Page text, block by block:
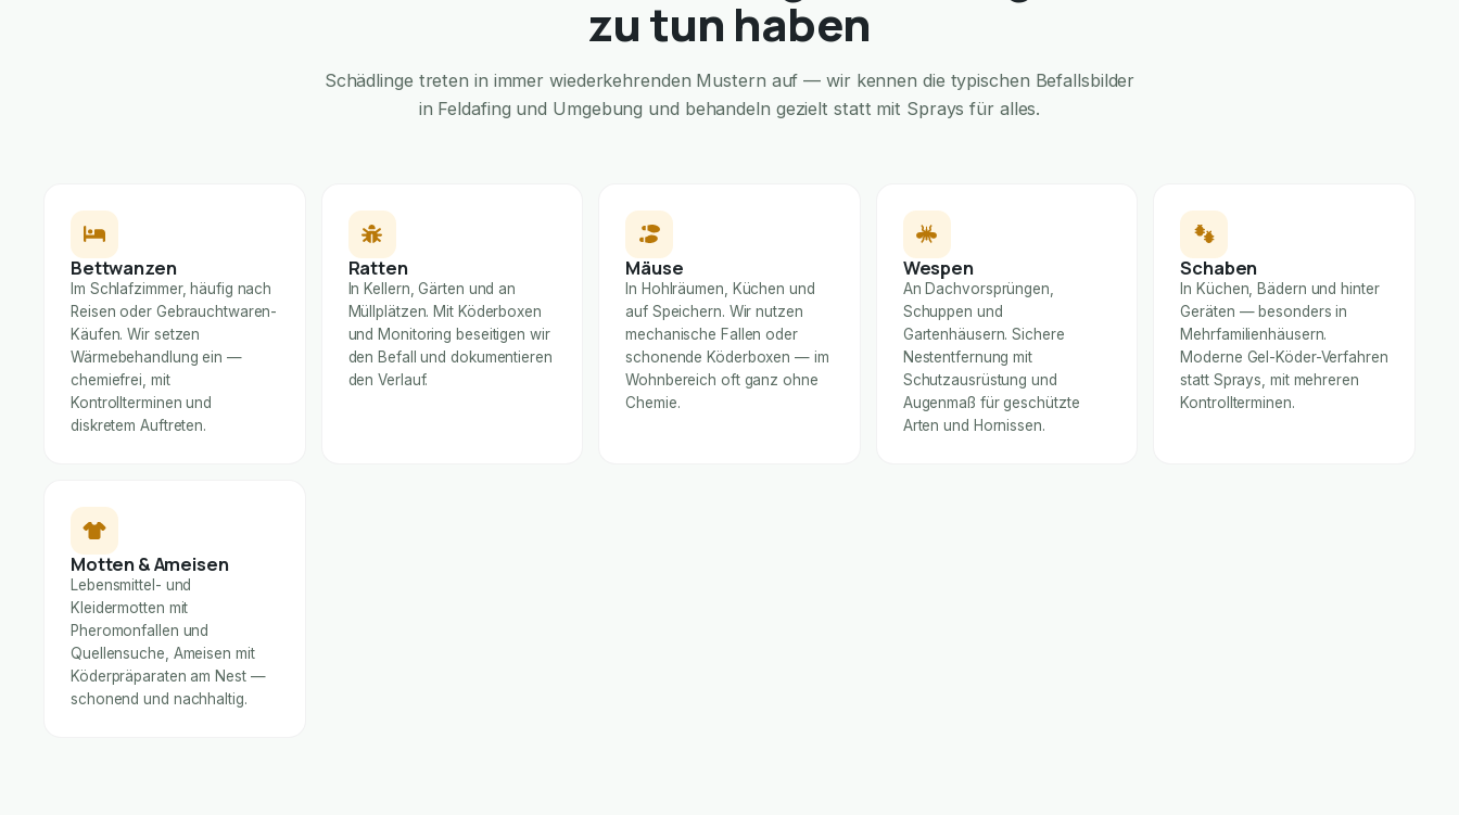
zu tun haben
Schädlinge treten in immer wiederkehrenden Mustern auf — wir kennen die typischen Befallsbilder
in Feldafing und Umgebung und behandeln gezielt statt mit Sprays für alles.
Bettwanzen
Im Schlafzimmer, häufig nach
Reisen oder Gebrauchtwaren-
Käufen. Wir setzen
Wärmebehandlung ein —
chemiefrei, mit
Kontrollterminen und
diskretem Auftreten.
Ratten
In Kellern, Gärten und an
Müllplätzen. Mit Köderboxen
und Monitoring beseitigen wir
den Befall und dokumentieren
den Verlauf.
Mäuse
In Hohlräumen, Küchen und
auf Speichern. Wir nutzen
mechanische Fallen oder
schonende Köderboxen — im
Wohnbereich oft ganz ohne
Chemie.
Wespen
An Dachvorsprüngen,
Schuppen und
Gartenhäusern. Sichere
Nestentfernung mit
Schutzausrüstung und
Augenmaß für geschützte
Arten und Hornissen.
Schaben
In Küchen, Bädern und hinter
Geräten — besonders in
Mehrfamilienhäusern.
Moderne Gel-Köder-Verfahren
statt Sprays, mit mehreren
Kontrollterminen.
Motten & Ameisen
Lebensmittel- und
Kleidermotten mit
Pheromonfallen und
Quellensuche, Ameisen mit
Köderpräparaten am Nest —
schonend und nachhaltig.